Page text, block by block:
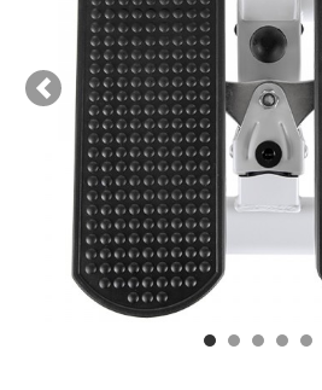
Previous